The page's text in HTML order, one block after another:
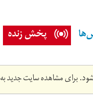
پخش زنده
برای مشاهده سایت جدید به